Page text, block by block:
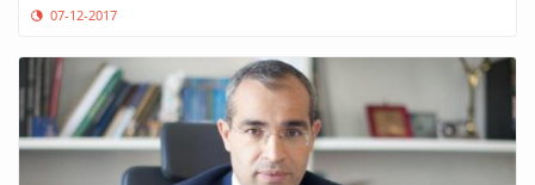
07-12-2017